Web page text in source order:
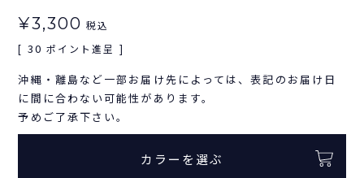
¥3,300 税込
[ 30 ポイント進呈 ]
沖縄・離島など一部お届け先によっては、表記のお届け日
に間に合わない可能性があります。
予めご了承下さい。
カラーを選ぶ